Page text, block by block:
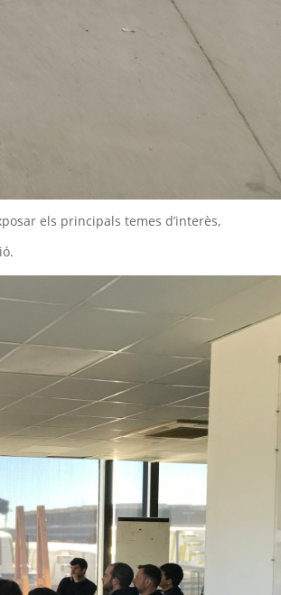
els principals temes d’interès,